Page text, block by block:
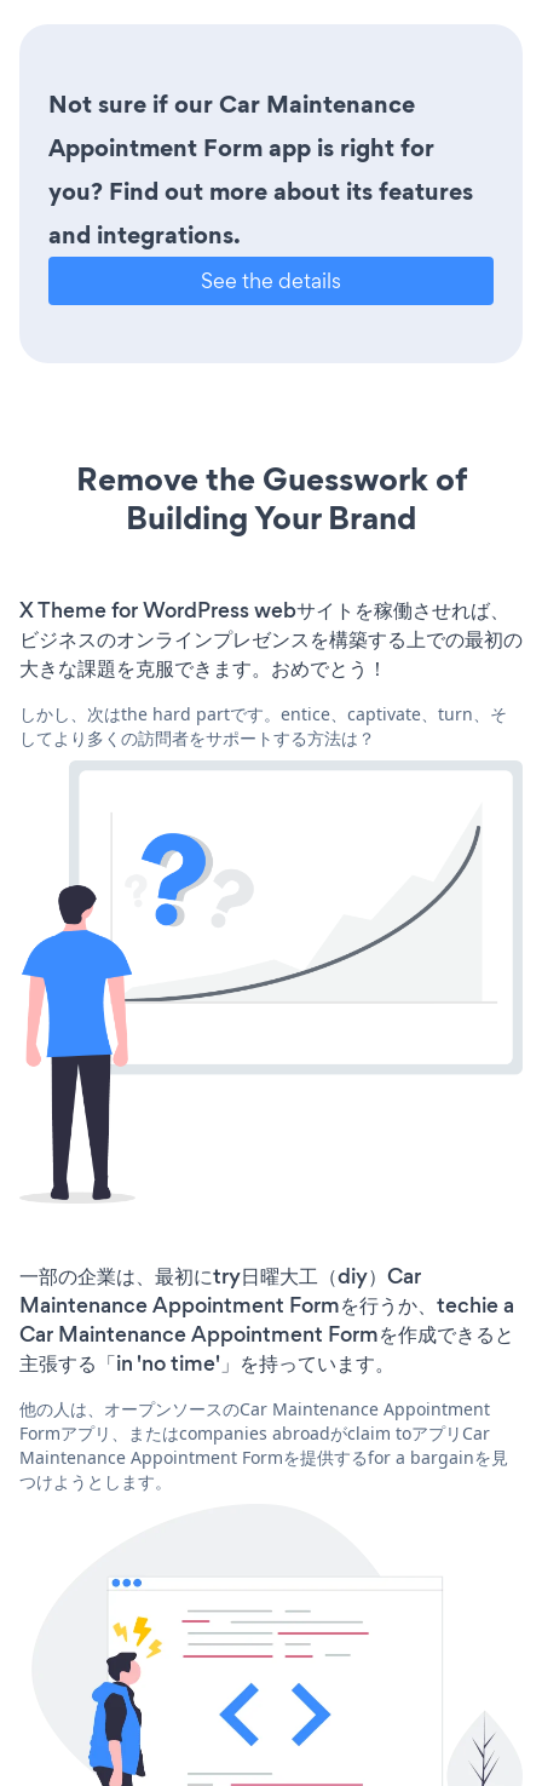
Not sure if our Car Maintenance
Appointment Form app is right for
you? Find out more about its features
and integrations.
See the details
Remove the Guesswork of
Building Your Brand
X Theme for WordPress webサイトを稼働させれば、
ビジネスのオンラインプレゼンスを構築する上での最初の
大きな課題を克服できます。おめでとう！
しかし、次はthe hard partです。entice、captivate、turn、そ
してより多くの訪問者をサポートする方法は？
一部の企業は、最初にtry日曜大工（diy）Car
Maintenance Appointment Formを行うか、techie a
Car Maintenance Appointment Formを作成できると
主張する「in 'no time'」を持っています。
他の人は、オープンソースのCar Maintenance Appointment
Formアプリ、またはcompanies abroadがclaim toアプリCar
Maintenance Appointment Formを提供するfor a bargainを見
つけようとします。